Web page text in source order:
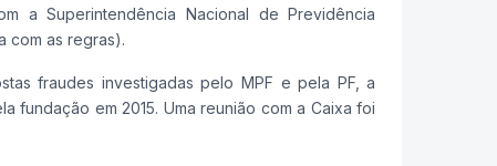
a Superintendência Nacional de Previdência
com as regras).
fraudes investigadas pelo MPF e pela PF, a
em 2015. Uma reunião com a Caixa foi